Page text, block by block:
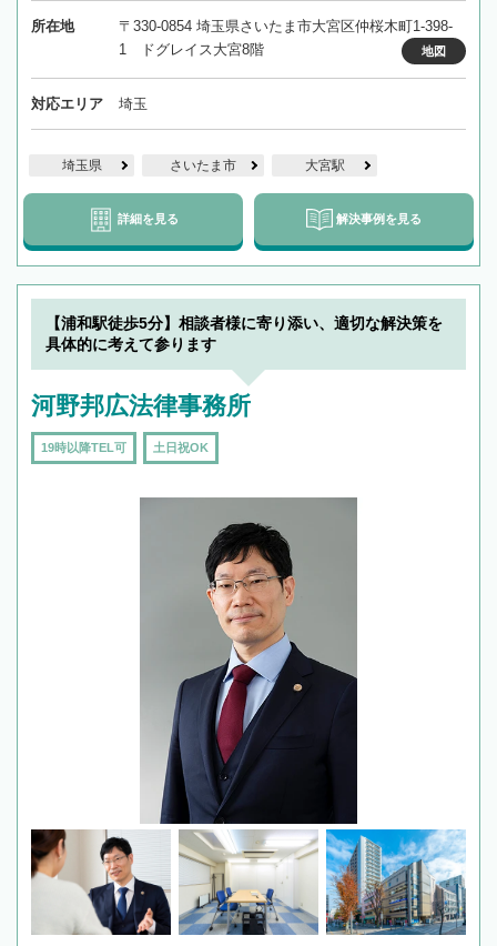
所在地
〒330-0854 埼玉県さいたま市大宮区仲桜木町1-398-
1 ドグレイス大宮8階
地図
対応エリア 埼玉
埼玉県 さいたま市 大宮駅
詳細を見る 解決事例を見る
【浦和駅徒歩5分】相談者様に寄り添い、適切な解決策を
具体的に考えて参ります
河野邦広法律事務所
19時以降TEL可 土日祝OK